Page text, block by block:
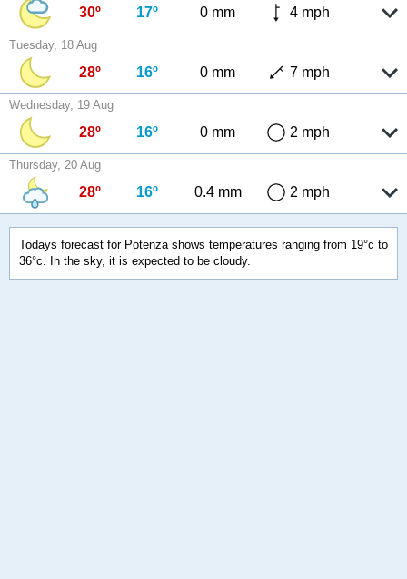
30º 17º 0 mm 4 mph
Tuesday, 18 Aug
28º 16º 0 mm 7 mph
Wednesday, 19 Aug
28º 16º 0 mm 2 mph
Thursday, 20 Aug
28º 16º 0.4 mm 2 mph
Todays forecast for Potenza shows temperatures ranging from 19°c to
36°c. In the sky, it is expected to be cloudy.